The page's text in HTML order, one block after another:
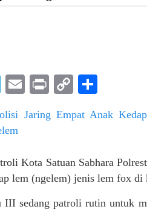
Telegram
EmailPrintCopy
Kota Satuan Sabhara
lem (ngelem) jenis lem fox di
III sedang patroli rutin untuk